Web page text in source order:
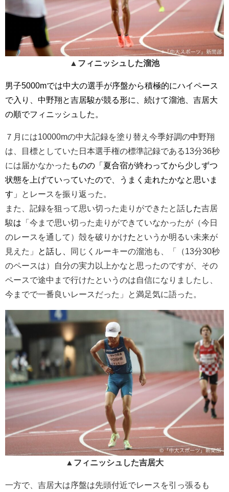
▲フィニッシュした溜池
男子5000mでは中大の選手が序盤から積極的にハイペース
で入り、中野翔と吉居駿が競る形に、続けて溜池、吉居大
の順でフィニッシュした。
７月には10000mの中大記録を塗り替え今季好調の中野翔
は、目標としていた日本選手権の標準記録である13分36秒
には届かなかった ものの「夏合宿が終わってから少しずつ
状態を上げていっていたので、うまく走れたかなと思いま
す」
とレースを振り返った。
また、記録を狙って思い切った走りができたと話した吉居
駿は 「今まで思い切った走りができていなかったが（今日
のレースを通して）殻を破りかけた というか明るい未来が
見えた」
と話し、
同じくルーキーの溜池も、「（13分30秒
のペースは）自分の実力以上かなと思ったのですが、その
ペースで途中まで行けたというのは自信になりましたし、
今までで一番良いレースだった」と満足気に語った。
▲フィニッシュした吉居大
一方で、吉居大は序盤は先頭付近でレースを引っ張るも